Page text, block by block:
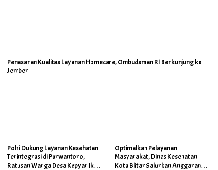
Penasaran Kualitas Layanan Homecare, Ombudsman RI Berkunjung ke
Jember
Polri Dukung Layanan Kesehatan
Terintegrasi di Purwantoro,
Ratusan Warga Desa Kepyar Ikuti
Optimalkan Pelayanan
Masyarakat, Dinas Kesehatan
Kota Blitar Salurkan Anggaran